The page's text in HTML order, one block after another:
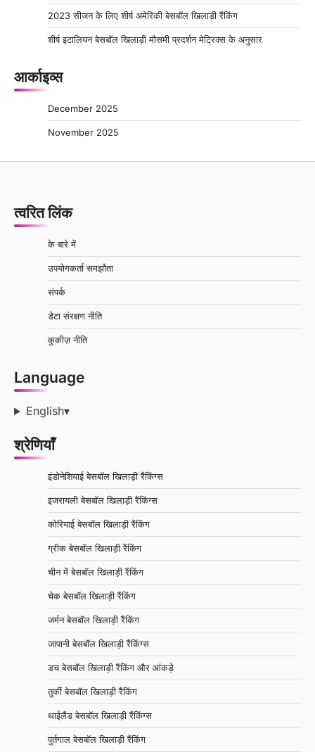
2023 सीजन के लिए शीर्ष अमेरिकी बेसबॉल खिलाड़ी रैंकिंग
शीर्ष इटालियन बेसबॉल खिलाड़ी मौसमी प्रदर्शन मेट्रिक्स के अनुसार
आर्काइव्स
December 2025
November 2025
त्वरित लिंक
के बारे में
उपयोगकर्ता समझौता
संपर्क
डेटा संरक्षण नीति
कुकीज़ नीति
Language
English▾
श्रेणियाँ
इंडोनेशियाई बेसबॉल खिलाड़ी रैंकिंग्स
इजरायली बेसबॉल खिलाड़ी रैंकिंग्स
कोरियाई बेसबॉल खिलाड़ी रैंकिंग
ग्रीक बेसबॉल खिलाड़ी रैंकिंग
चीन में बेसबॉल खिलाड़ी रैंकिंग
चेक बेसबॉल खिलाड़ी रैंकिंग
जर्मन बेसबॉल खिलाड़ी रैंकिंग
जापानी बेसबॉल खिलाड़ी रैंकिंग्स
डच बेसबॉल खिलाड़ी रैंकिंग और आंकड़े
तुर्की बेसबॉल खिलाड़ी रैंकिंग
थाईलैंड बेसबॉल खिलाड़ी रैंकिंग्स
पुर्तगाल बेसबॉल खिलाड़ी रैंकिंग